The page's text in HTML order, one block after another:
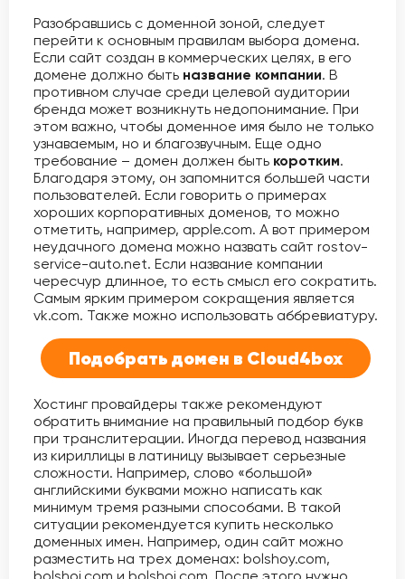
Разобравшись с доменной зоной, следует
перейти к основным правилам выбора домена.
Если сайт создан в коммерческих целях, в его
домене должно быть название компании. В
противном случае среди целевой аудитории
бренда может возникнуть недопонимание. При
этом важно, чтобы доменное имя было не только
узнаваемым, но и благозвучным. Еще одно
требование – домен должен быть коротким.
Благодаря этому, он запомнится большей части
пользователей. Если говорить о примерах
хороших корпоративных доменов, то можно
отметить, например, apple.com. А вот примером
неудачного домена можно назвать сайт rostov-
service-auto.net. Если название компании
чересчур длинное, то есть смысл его сократить.
Самым ярким примером сокращения является
vk.com. Также можно использовать аббревиатуру.
Подобрать домен в Cloud4box
Хостинг провайдеры также рекомендуют
обратить внимание на правильный подбор букв
при транслитерации. Иногда перевод названия
из кириллицы в латиницу вызывает серьезные
сложности. Например, слово «большой»
английскими буквами можно написать как
минимум тремя разными способами. В такой
ситуации рекомендуется купить несколько
доменных имен. Например, один сайт можно
разместить на трех доменах: bolshoy.com,